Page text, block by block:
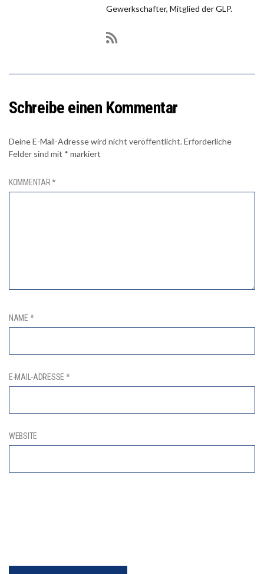
Gewerkschafter, Mitglied der GLP.
Schreibe einen Kommentar
Deine E-Mail-Adresse wird nicht veröffentlicht.Erforderliche
Felder sind mit * markiert
KOMMENTAR*
NAME *
E-MAIL-ADRESSE *
WEBSITE